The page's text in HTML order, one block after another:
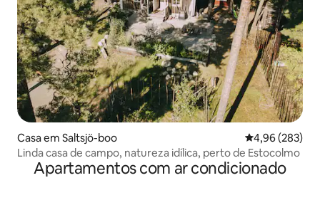
Casa em Saltsjö-boo Classificação
4,96 (283)
Linda casa de campo, natureza idílica, perto de Estocolmo
Apartamentos com ar condicionado